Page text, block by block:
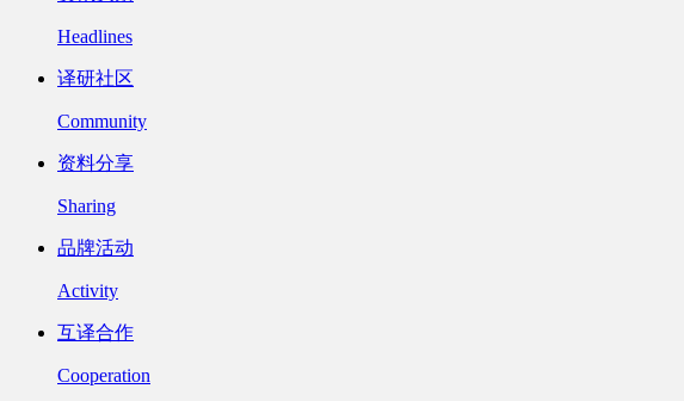
Headlines
译研社区
Community
资料分享
Sharing
品牌活动
Activity
互译合作
Cooperation